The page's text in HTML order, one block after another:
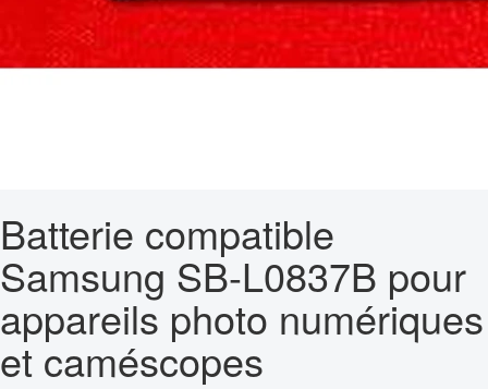
Batterie compatible
Samsung SB-L0837B pour
appareils photo numériques
et caméscopes